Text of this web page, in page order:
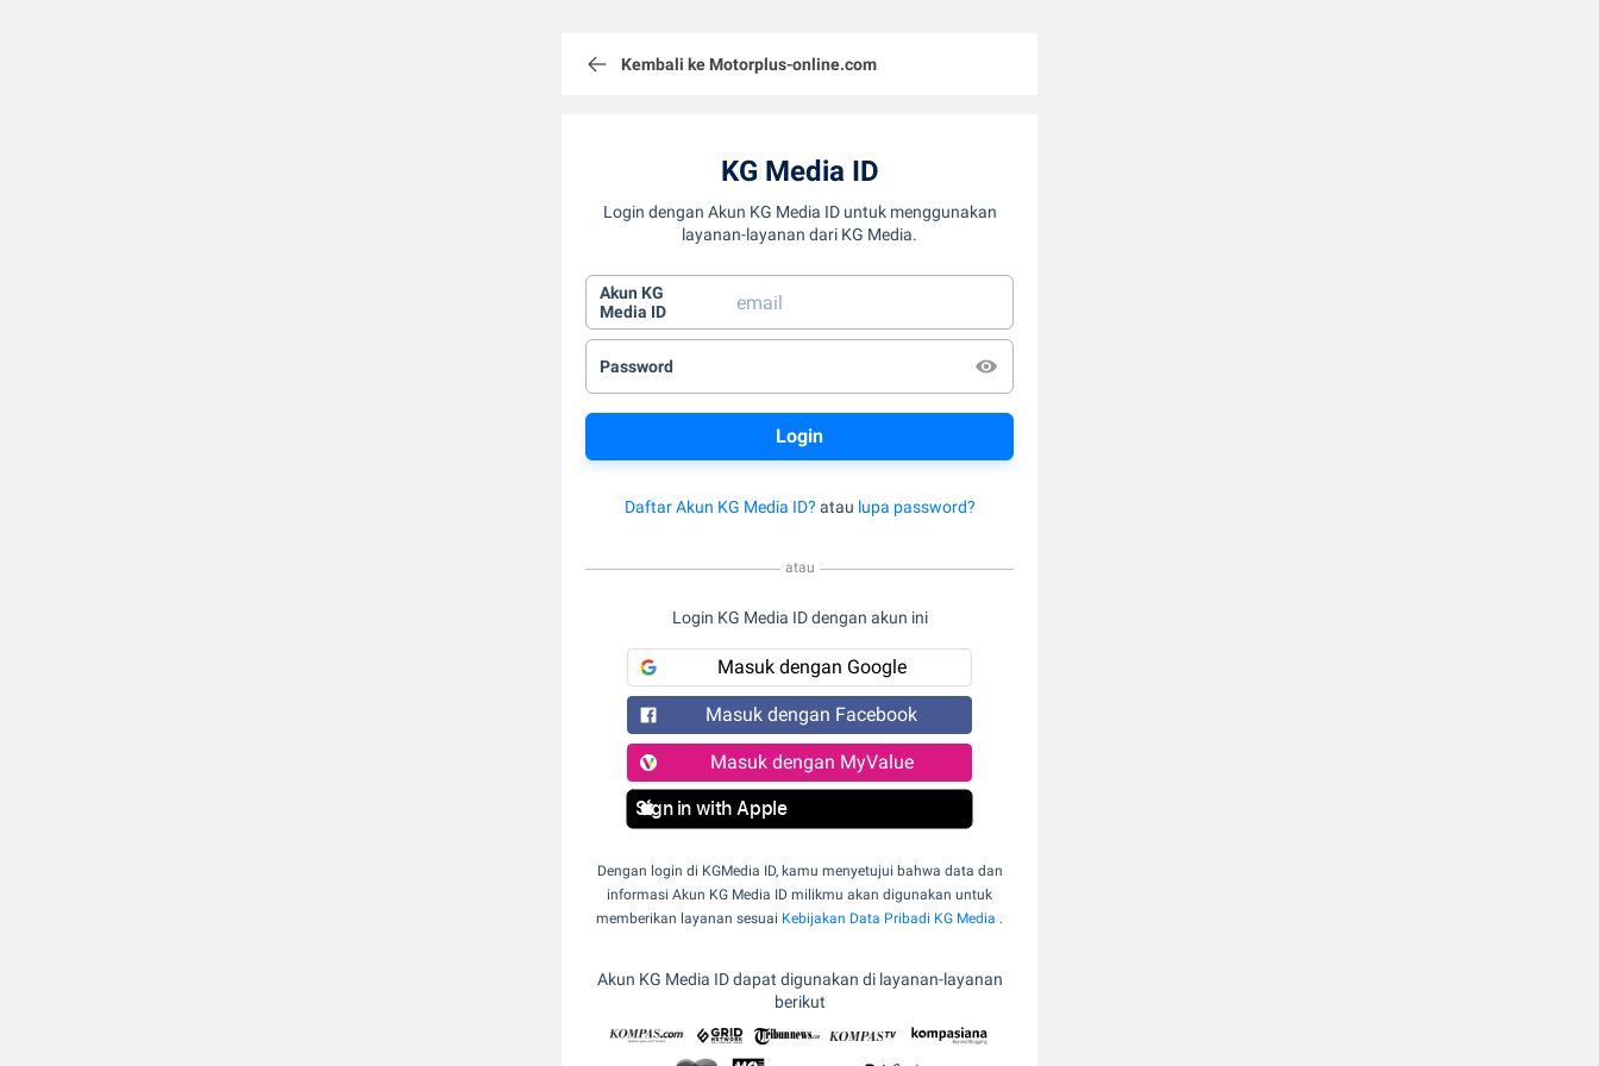
Kembali ke Motorplus-online.com
KG Media ID
Login dengan Akun KG Media ID untuk menggunakan
layanan-layanan dari KG Media.
Akun KG
Media ID
Password
Daftar Akun KG Media ID? atau lupa password?
atau
Login KG Media ID dengan akun ini
Masuk dengan Google
Masuk dengan Facebook
Masuk dengan MyValue
Sign in with Apple
Dengan login di KGMedia ID, kamu menyetujui bahwa data dan
informasi Akun KG Media ID milikmu akan digunakan untuk
memberikan layanan sesuai Kebijakan Data Pribadi KG Media .
Akun KG Media ID dapat digunakan di layanan-layanan
berikut